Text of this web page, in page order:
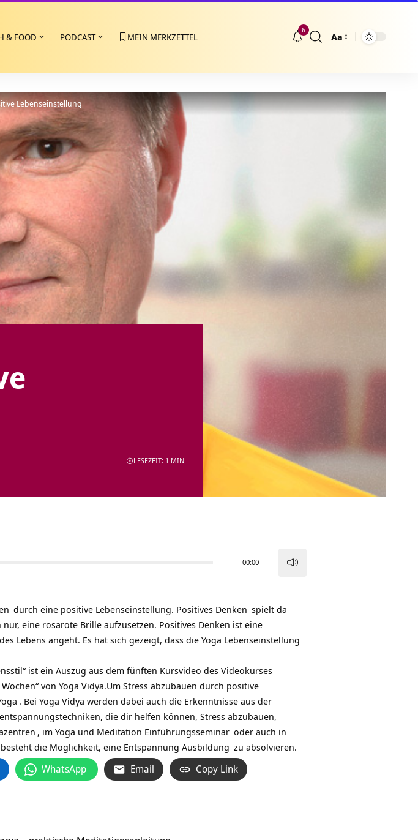
& FOOD PODCAST MEIN MERKZETTEL
6
Größenänderung
Aa
Lebenseinstellung
LESEZEIT: 1 MIN
00:00
durch eine positive Lebenseinstellung. Positives Denken spielt da
eine rosarote Brille aufzusetzen. Positives Denken ist eine
Lebens angeht. Es hat sich gezeigt, dass die Yoga Lebenseinstellung
ist ein Auszug aus dem fünften Kursvideo des Videokurses
von Yoga Vidya.Um Stress abzubauen durch positive
. Bei Yoga Vidya werden dabei auch die Erkenntnisse aus der
die dir helfen können, Stress abzubauen,
, im Yoga und Meditation Einführungsseminar oder auch in
die Möglichkeit, eine Entspannung Ausbildung zu absolvieren.
WhatsApp Email Copy Link